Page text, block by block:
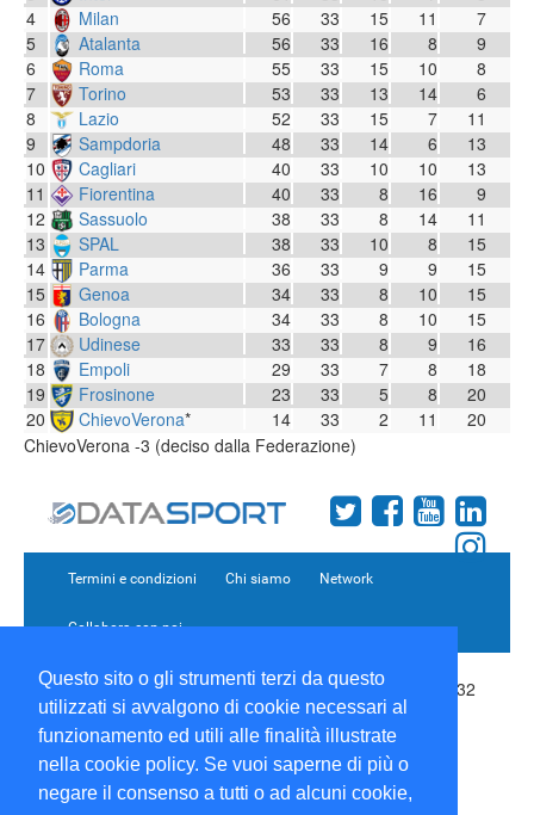
Questo sito o gli strumenti terzi da questo
utilizzati si avvalgono di cookie necessari al
funzionamento ed utili alle finalità illustrate
nella cookie policy. Se vuoi saperne di più o
negare il consenso a tutti o ad alcuni cookie,
4
Milan 56 33 15 11
7
5
Atalanta 56 33 16 8
9
6
Roma 55 33 15 10
8
7
Torino 53 33 13 14
6
8
Lazio 52 33 15 7
11
9
Sampdoria 48 33 14 6
13
10
Cagliari 40 33 10 10
13
11
Fiorentina 40 33 8 16
9
12
Sassuolo 38 33 8 14
11
13
SPAL 38 33 10 8
15
14
Parma 36 33 9 9
15
15
Genoa 34 33 8 10
15
16
Bologna 34 33 8 10
15
17
Udinese 33 33 8 9
16
18
Empoli 29 33 7 8
18
19
Frosinone 23 33 5 8
20
20
ChievoVerona* 14 33 2 11
20
ChievoVerona -3 (deciso dalla Federazione)
Termini e condizioni Chi siamo Network
Collabora con noi
Copyright 1995-2026 ©Wise SrlVia Palmanova 8 20132
Milano Italia - P. IVA 09072090963 | ISSN: 2499-2925
(DataSport DS)
Informazioni e richieste di pubblicità:Commerciale
Direttore Responsabile:Sergio Angelo Chiesa|
Developed By: